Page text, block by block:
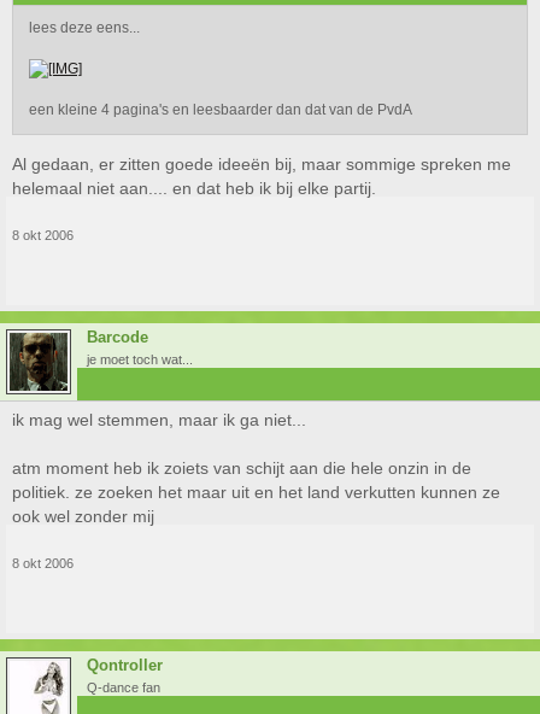
lees deze eens...
een kleine 4 pagina's en leesbaarder dan dat van de PvdA
Al gedaan, er zitten goede ideeën bij, maar sommige spreken me
helemaal niet aan.... en dat heb ik bij elke partij.
8 okt 2006
Barcode
je moet toch wat...
ik mag wel stemmen, maar ik ga niet...
atm moment heb ik zoiets van schijt aan die hele onzin in de
politiek. ze zoeken het maar uit en het land verkutten kunnen ze
ook wel zonder mij
8 okt 2006
Qontroller
Q-dance fan